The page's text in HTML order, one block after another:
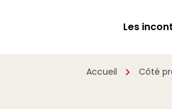
Les
Accueil Côté